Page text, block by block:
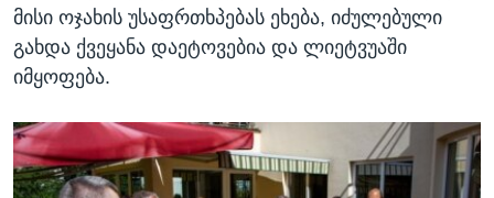
მისი ოჯახის უსაფრთხპებას ეხება, იძულებული
გახდა ქვეყანა დაეტოვებია და ლიეტვუაში
იმყოფება.